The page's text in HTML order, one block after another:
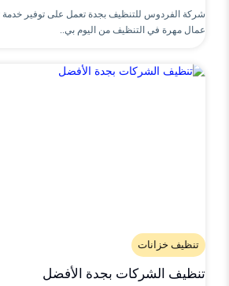
شركة الفردوس للتنظيف بجدة تعمل على توفير خدمة
عمال مهرة في التنظيف من اليوم بي..
تنظيف خزانات
تنظيف الشركات بجدة الأفضل